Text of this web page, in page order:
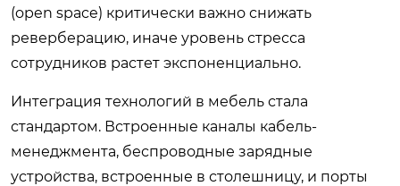
(open space) критически важно снижать
реверберацию, иначе уровень стресса
сотрудников растет экспоненциально.
Интеграция технологий в мебель стала
стандартом. Встроенные каналы кабель-
менеджмента, беспроводные зарядные
устройства, встроенные в столешницу, и порты